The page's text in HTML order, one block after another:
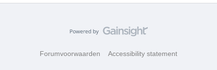
Forumvoorwaarden Accessibility statement